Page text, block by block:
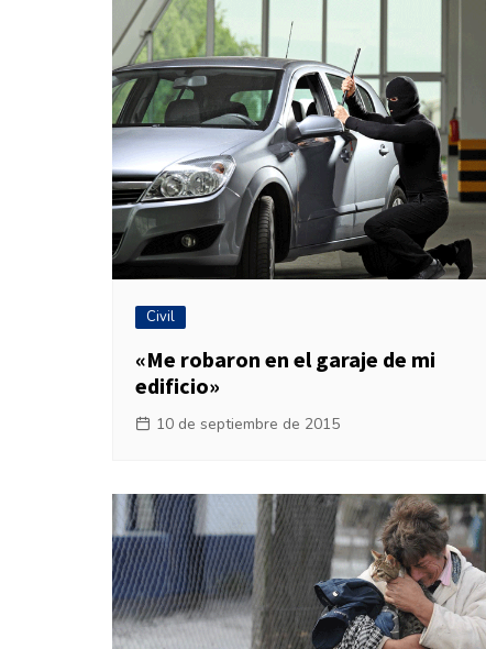
En la Calle
Civil
«Me robaron en el garaje de mi
edificio»
10 de septiembre de 2015